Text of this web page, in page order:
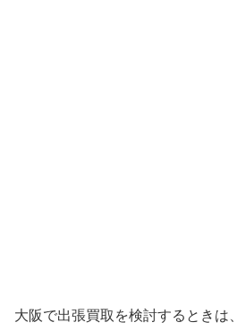
大阪で出張買取を検討するときは、